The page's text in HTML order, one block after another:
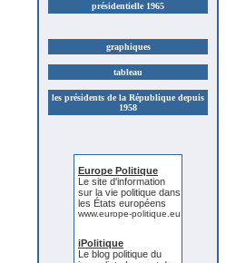
présidentielle 1965
graphiques
tableau
les présidents de la République depuis
1958
Europe Politique
Le site d'information
sur la vie politique dans
les États européens
www.europe-politique.eu
iPolitique
Le blog politique du